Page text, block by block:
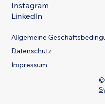
Instagram
LinkedIn
Allgemeine
Datenschutz
Impressum
©